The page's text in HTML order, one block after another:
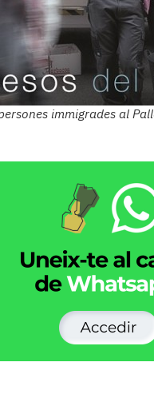
immigrades al